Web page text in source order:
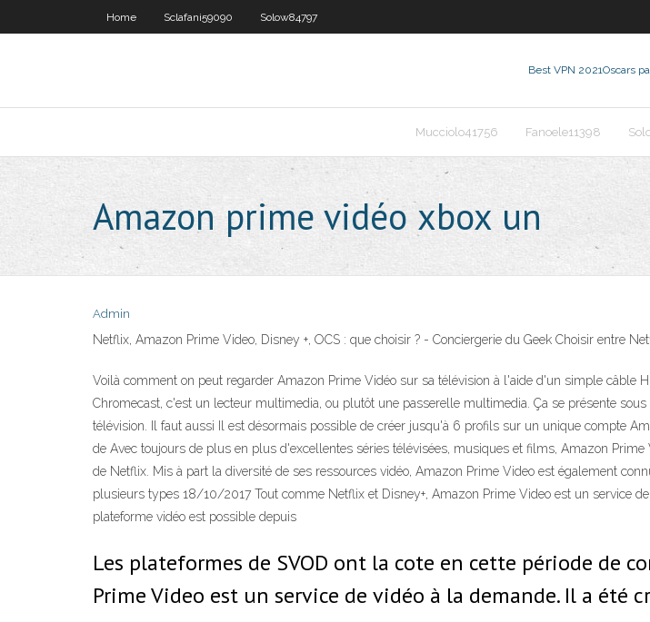
Home Sclafani59090 Solow84797
Best VPN 2021Oscars
Mucciolo41756 Fanoele11398
Amazon prime vidéo xbox un
Admin
Netflix, Amazon Prime Video, Disney +, OCS : que choisir ? - Conciergerie du Geek Choisir entre
Voilà comment on peut regarder Amazon Prime Vidéo sur sa télévision à l'aide d'un simple câble
Chromecast, c'est un lecteur multimedia, ou plutôt une passerelle multimedia. Ça se présente
télévision. Il faut aussi Il est désormais possible de créer jusqu'à 6 profils sur un unique compte
de Avec toujours de plus en plus d'excellentes séries télévisées, musiques et films, Amazon
de Netflix. Mis à part la diversité de ses ressources vidéo, Amazon Prime Video est également
plusieurs types 18/10/2017 Tout comme Netflix et Disney+, Amazon Prime Video est un service
plateforme vidéo est possible depuis
Les plateformes de SVOD ont la cote en cette période de
Prime Video est un service de vidéo à la demande. Il a été